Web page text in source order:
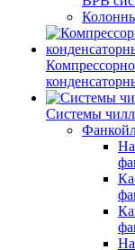
Системы